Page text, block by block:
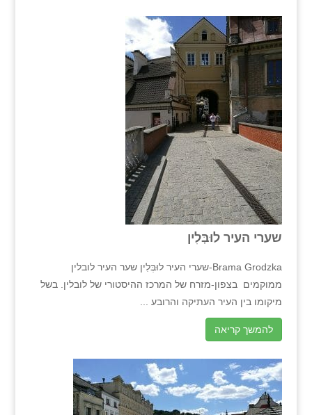
שערי העיר לוּבְּלִין
Brama Grodzka-שערי העיר לוּבְּלִין שער העיר לובלין
ממוקמים בצפון-מזרח של המרכז ההיסטורי של לובלין. בשל
מיקומו בין העיר העתיקה והרובע ...
להמשך קריאה